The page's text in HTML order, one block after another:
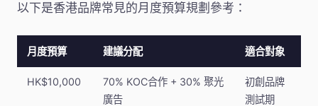
以下是香港品牌常見的月度預算規劃參考：
月度預算 建議分配 適合對象
HK$10,000
70% KOC合作 + 30% 聚光
廣告
初創品牌
測試期